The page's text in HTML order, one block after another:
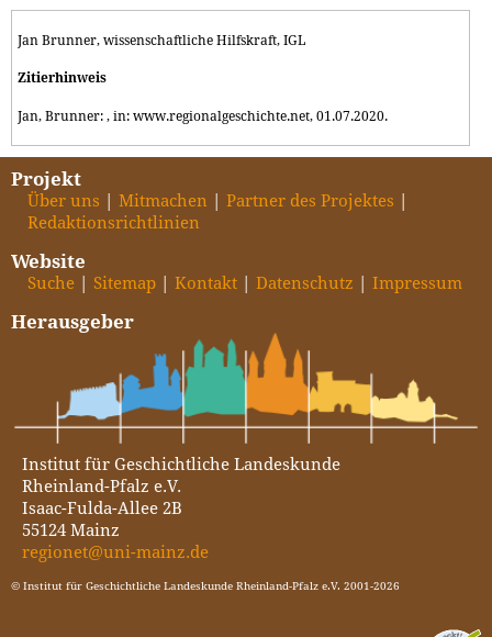
Jan Brunner, wissenschaftliche Hilfskraft, IGL
Zitierhinweis
Jan, Brunner: , in: www.regionalgeschichte.net, 01.07.2020.
Projekt
Über uns Mitmachen
Partner des Projektes
Redaktionsrichtlinien
Website
Suche Sitemap Kontakt Datenschutz Impressum
Herausgeber
Institut für Geschichtliche Landeskunde
Rheinland-Pfalz e.V.
Isaac-Fulda-Allee 2B
55124 Mainz
regionet@uni-mainz.de
© Institut für Geschichtliche Landeskunde Rheinland-Pfalz e.V. 2001-2026